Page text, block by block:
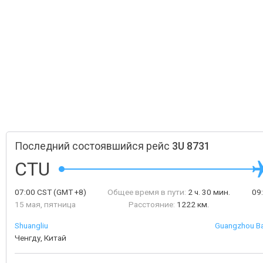
Последний состоявшийся рейс 3U 8731
CTU
07:00 CST(GMT +8)
15 мая, пятница
Общее время в пути: 2 ч. 30 мин.
Расстояние: 1222 км.
Shuangliu
Ченгду, Китай
Guangzhou